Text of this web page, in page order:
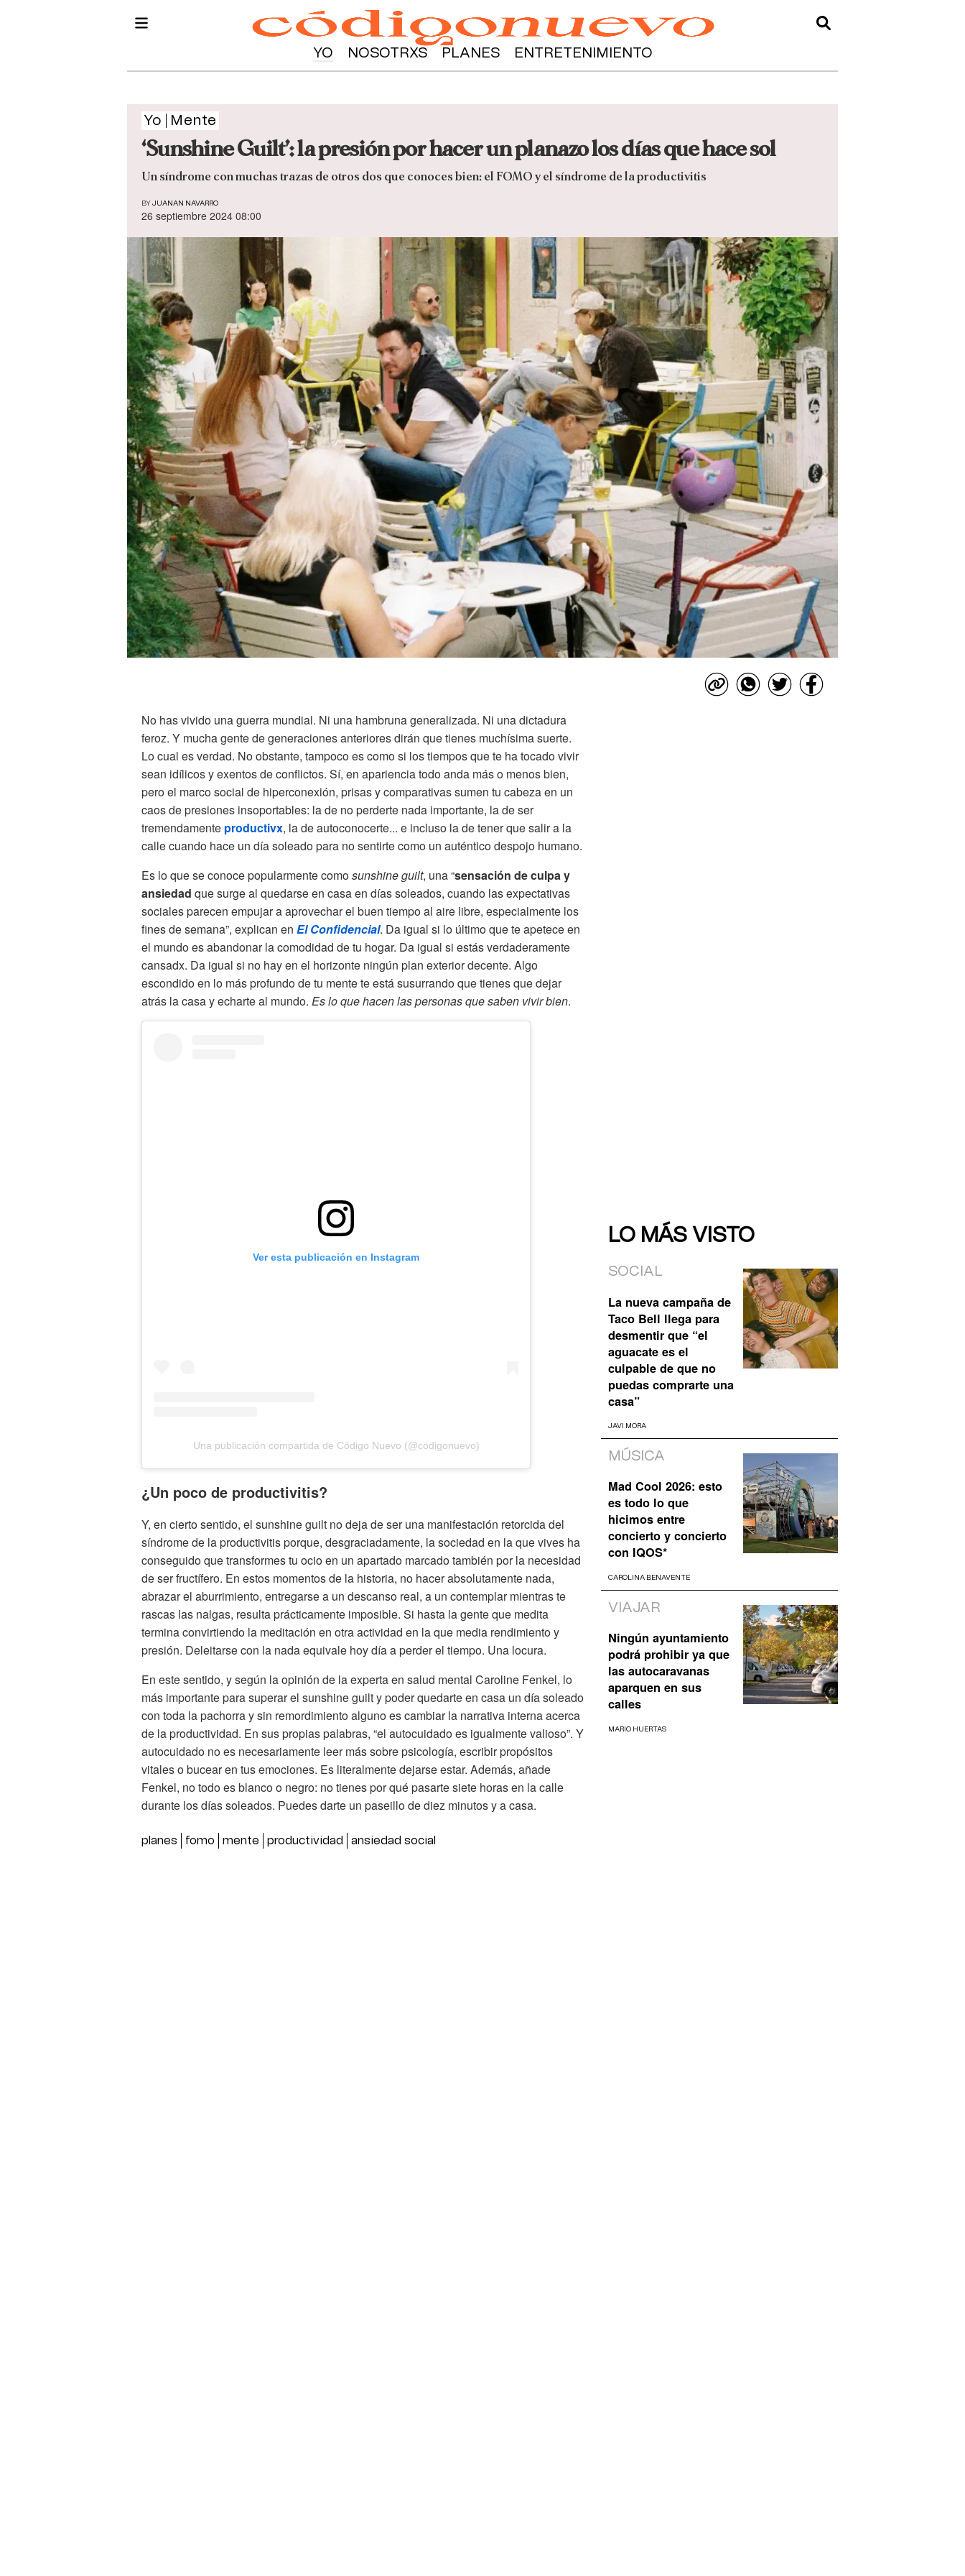
YO NOSOTRXS PLANES ENTRETENIMIENTO
Yo Mente
‘Sunshine Guilt’: la presión por hacer un planazo los días que hace sol
Un síndrome con muchas trazas de otros dos que conoces bien: el FOMO y el síndrome de la productivitis
BY JUANAN NAVARRO
26 septiembre 2024 08:00
No has vivido una guerra mundial. Ni una hambruna generalizada. Ni una dictadura
feroz. Y mucha gente de generaciones anteriores dirán que tienes muchísima suerte.
Lo cual es verdad. No obstante, tampoco es como si los tiempos que te ha tocado vivir
sean idílicos y exentos de conflictos. Sí, en apariencia todo anda más o menos bien,
pero el marco social de hiperconexión, prisas y comparativas sumen tu cabeza en un
caos de presiones insoportables: la de no perderte nada importante, la de ser
tremendamente productivx, la de autoconocerte... e incluso la de tener que salir a la
calle cuando hace un día soleado para no sentirte como un auténtico despojo humano.
Es lo que se conoce popularmente comosunshine guilt, una “sensación de culpa y
ansiedad que surge al quedarse en casa en días soleados, cuando las expectativas
sociales parecen empujar a aprovechar el buen tiempo al aire libre, especialmente los
fines de semana”, explican en El Confidencial. Da igual si lo último que te apetece en
el mundo es abandonar la comodidad de tu hogar. Da igual si estás verdaderamente
cansadx. Da igual si no hay en el horizonte ningún plan exterior decente. Algo
escondido en lo más profundo de tu mente te está susurrando que tienes que dejar
atrás la casa y echarte al mundo. Es lo que hacen las personas que saben vivir bien.
Ver esta publicación en Instagram
Una publicación compartida de Código Nuevo (@codigonuevo)
¿Un poco de productivitis?
Y, en cierto sentido, el sunshine guilt no deja de ser una manifestación retorcida del
síndrome de la productivitis porque, desgraciadamente, la sociedad en la que vives ha
conseguido que transformes tu ocio en un apartado marcado también por la necesidad
de ser fructífero. En estos momentos de la historia, no hacer absolutamente nada,
abrazar el aburrimiento, entregarse a un descanso real, a un contemplar mientras te
rascas las nalgas, resulta prácticamente imposible. Si hasta la gente que medita
termina convirtiendo la meditación en otra actividad en la que media rendimiento y
presión. Deleitarse con la nada equivale hoy día a perder el tiempo. Una locura.
En este sentido, y según la opinión de la experta en salud mental Caroline Fenkel, lo
más importante para superar el sunshine guilt y poder quedarte en casa un día soleado
con toda la pachorra y sin remordimiento alguno es cambiar la narrativa interna acerca
de la productividad. En sus propias palabras, “el autocuidado es igualmente valioso”. Y
autocuidado no es necesariamente leer más sobre psicología, escribir propósitos
vitales o bucear en tus emociones. Es literalmente dejarse estar. Además, añade
Fenkel, no todo es blanco o negro: no tienes por qué pasarte siete horas en la calle
durante los días soleados. Puedes darte un paseillo de diez minutos y a casa.
planes fomo mente productividad ansiedad social
LO MÁS VISTO
SOCIAL
La nueva campaña de
Taco Bell llega para
desmentir que “el
aguacate es el
culpable de que no
puedas comprarte una
casa”
JAVI MORA
MÚSICA
Mad Cool 2026: esto
es todo lo que
hicimos entre
concierto y concierto
con IQOS*
CAROLINA BENAVENTE
VIAJAR
Ningún ayuntamiento
podrá prohibir ya que
las autocaravanas
aparquen en sus
calles
MARIO HUERTAS